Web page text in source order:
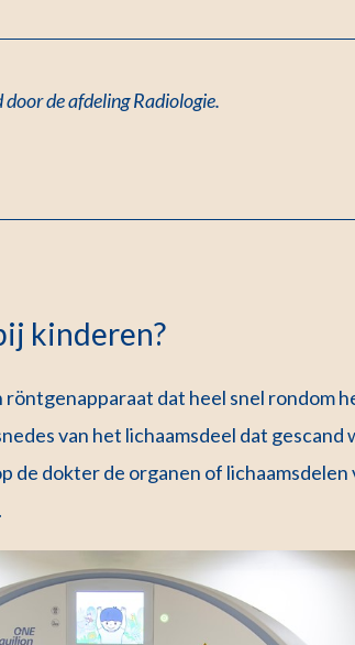
de afdeling Radiologie.
kinderen?
röntgenapparaat dat heel snel rondom
van het lichaamsdeel dat gescand
de dokter de organen of lichaamsdelen